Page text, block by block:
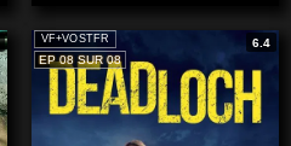
VF+VOSTFR
6.4
EP 08 SUR 08